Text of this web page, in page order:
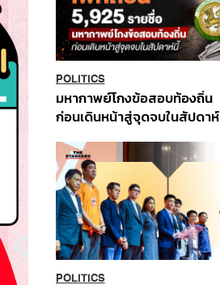
POLITICS
มหากาพย์โกงข้อสอบท้องถิ่น
ก่อนเดินหน้าสู่จุดจบในสัปดาห์
POLITICS